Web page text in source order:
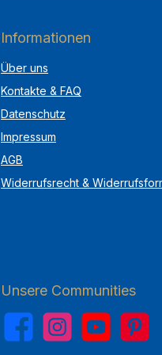
Informationen
Über uns
Kontakte & FAQ
Datenschutz
Impressum
AGB
Widerrufsrecht &
Unsere Communities
FacebookInstagramYouTubePinterest